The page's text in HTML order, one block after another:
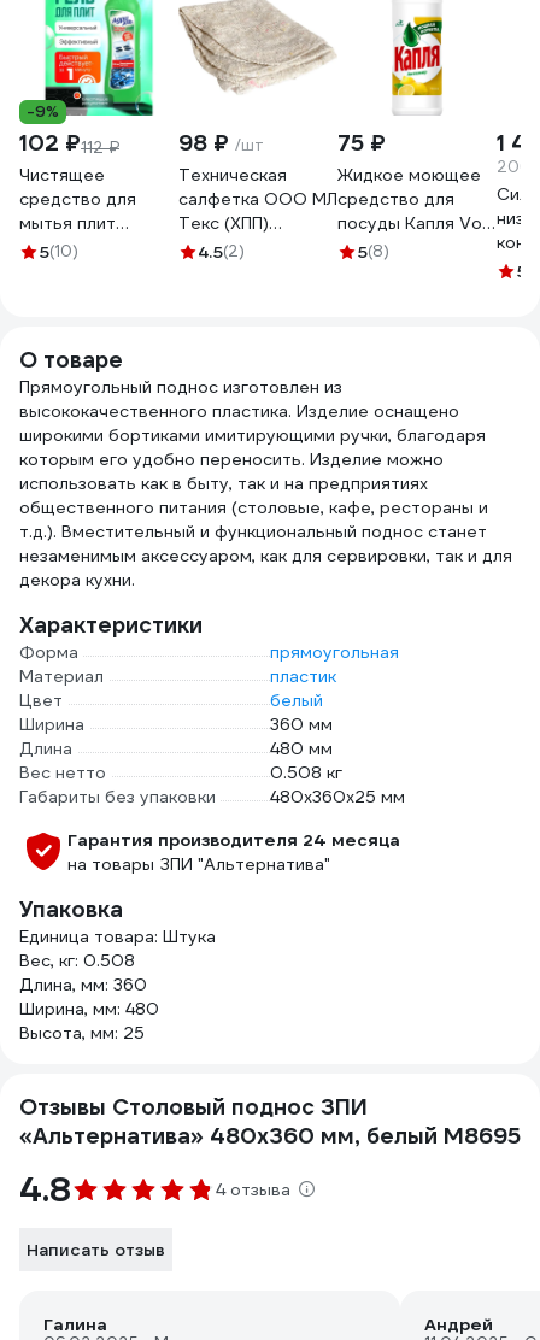
-9%
102 ₽112 ₽
Чистящее
средство для
мытья плит
Адриэль Антижир
5(10)
98 ₽ /шт
Техническая
салфетка ООО МЛ
Текс (ХПП)
80x100 см, серая,
4.5(2)
75 ₽
Жидкое моющее
средство для
посуды Капля Vox
соль-эффект
5(8)
1
5
О товаре
Прямоугольный поднос изготовлен из
высококачественного пластика. Изделие оснащено
широкими бортиками имитирующими ручки, благодаря
которым его удобно переносить. Изделие можно
использовать как в быту, так и на предприятиях
общественного питания (столовые, кафе, рестораны и
т.д.). Вместительный и функциональный поднос станет
незаменимым аксессуаром, как для сервировки, так и для
декора кухни.
Характеристики
Форма
прямоугольная
Материал
пластик
Цвет
белый
Ширина
360 мм
Длина
480 мм
Вес нетто
0.508 кг
Габариты без упаковки
480х360х25 мм
Гарантия производителя 24 месяца
на товары ЗПИ "Альтернатива"
Упаковка
Единица товара: Штука
Вес, кг: 0.508
Длина, мм: 360
Ширина, мм: 480
Высота, мм: 25
Отзывы Столовый поднос ЗПИ
«Альтернатива» 480x360 мм, белый М8695
4.8 4 отзыва
Написать отзыв
Галина Андрей